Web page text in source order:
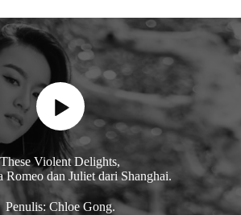
These Violent Delights,
Romeo dan Juliet dari Shanghai.
Penulis: Chloe Gong.